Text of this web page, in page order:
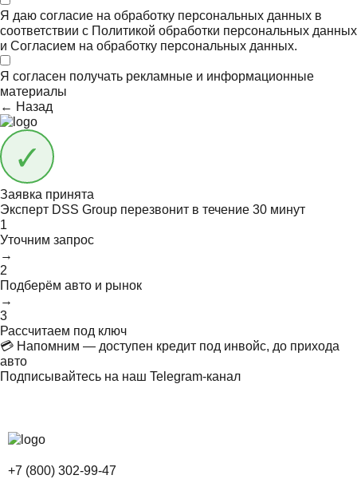
Я даю согласие на обработку персональных данных в
соответствии с Политикой обработки персональных данных
и Согласием на обработку персональных данных.
Я согласен получать рекламные и информационные
материалы
← Назад
Заявка принята
Эксперт DSS Group перезвонит в течение 30 минут
1
Уточним запрос
→
2
Подберём авто и рынок
→
3
Рассчитаем под ключ
💳 Напомним — доступен кредит под инвойс, до прихода
авто
Подписывайтесь на наш Telegram-канал
+7 (800) 302-99-47